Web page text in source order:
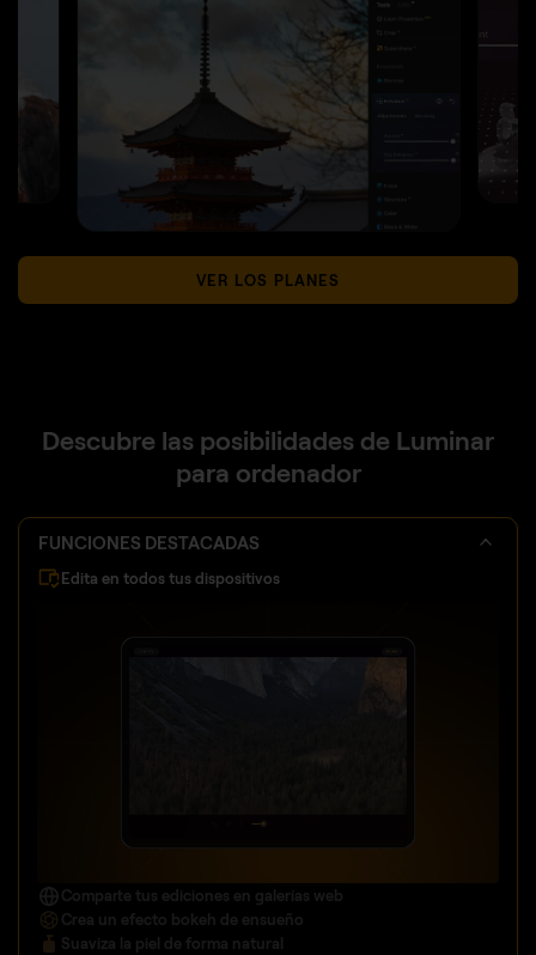
VER LOS PLANES
Descubre las posibilidades de Luminar
para ordenador
FUNCIONES DESTACADAS
Edita en todos tus dispositivos
Comparte tus ediciones en galerías web
Crea un efecto bokeh de ensueño
Suaviza la piel de forma natural